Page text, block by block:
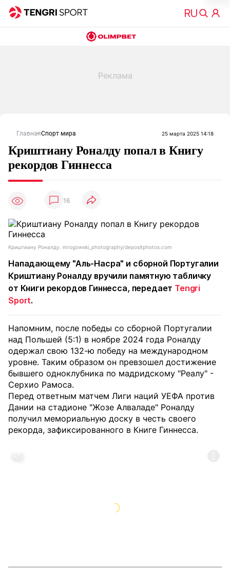
ГлавнаяСпорт мира 25 марта 2025 14:18
Криштиану Роналду попал в Книгу
рекордов Гиннесса
16
Криштиану Роналду. mrogowski_photography/depositphotos.com
Нападающему "Аль-Насра" и сборной Португалии
Криштиану Роналду вручили памятную табличку
от Книги рекордов Гиннесса, передает Tengri
Sport.
Напомним, после победы со сборной Португалии
над Польшей (5:1) в ноябре 2024 года Роналду
одержал свою 132-ю победу на международном
уровне. Таким образом он превзошел достижение
бывшего одноклубника по мадридскому "Реалу" -
Серхио Рамоса.
Перед ответным матчем Лиги наций УЕФА против
Дании на стадионе "Жозе Алваладе" Роналду
получил мемориальную доску в честь своего
рекорда, зафиксированного в Книге Гиннесса.